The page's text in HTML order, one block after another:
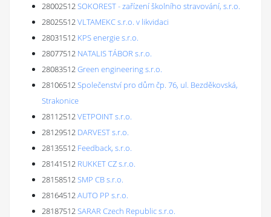
28002512SOKOREST - zařízení školního stravování, s.r.o.
28025512VLTAMEKC s.r.o. v likvidaci
28031512 KPS energie s.r.o.
28077512 NATALIS TÁBOR s.r.o.
28083512Green engineering s.r.o.
28106512Společenství pro dům čp. 76, ul. Bezděkovská,
Strakonice
28112512VETPOINT s.r.o.
28129512 DARVEST s.r.o.
28135512 Feedback, s.r.o.
28141512 RUKKET CZ s.r.o.
28158512SMP CB s.r.o.
28164512AUTO PP s.r.o.
28187512SARAR Czech Republic s.r.o.